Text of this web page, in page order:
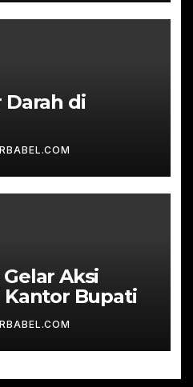
Darah di
Gelar Aksi
Kantor Bupati